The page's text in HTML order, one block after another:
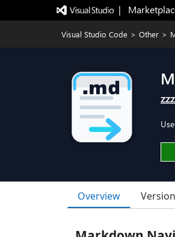
|
Visual Studio Code > Other >
Overview